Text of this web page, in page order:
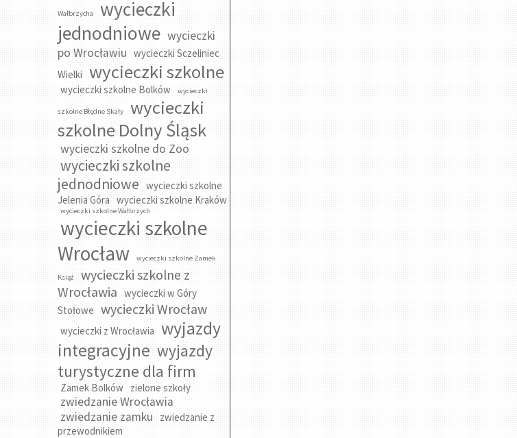
Wałbrzycha
wycieczki
jednodniowe wycieczki
po Wrocławiu wycieczki Sczeliniec
Wielki wycieczki szkolne
wycieczki szkolne Bolków wycieczki
szkolne Błędne Skały
wycieczki
szkolne Dolny Śląsk
wycieczki szkolne do Zoo
wycieczki szkolne
jednodniowe wycieczki szkolne
Jelenia Góra wycieczki szkolne Kraków
wycieczki szkolne Wałbrzych
wycieczki szkolne
Wrocław
wycieczki szkolne Zamek
Książ
wycieczki szkolne z
Wrocławia wycieczki w Góry
Stołowe wycieczki Wrocław
wycieczki z Wrocławia wyjazdy
integracyjne wyjazdy
turystyczne dla firm
Zamek Bolków zielone szkoły
zwiedzanie Wrocławia
zwiedzanie zamku
zwiedzanie z
przewodnikiem